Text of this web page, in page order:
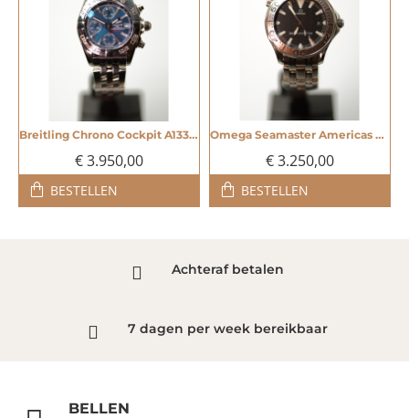
Breitling Chrono Cockpit A13358 - 20003119
€ 3.950,00
BESTELLEN
Omega Seamaster Americas Cup Limited Edition - 20003118
€ 3.250,00
BESTELLEN
Achteraf betalen
7 dagen per week bereikbaar
BELLEN